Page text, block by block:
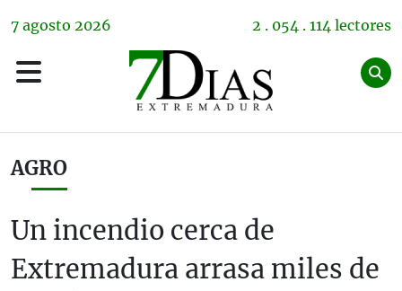
7 agosto 2026 2 . 054 . 114 lectores
AGRO
Un incendio cerca de
Extremadura arrasa miles de